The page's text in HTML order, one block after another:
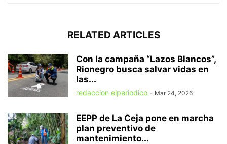
RELATED ARTICLES
Con la campaña “Lazos Blancos”,
Rionegro busca salvar vidas en
las...
redaccion elperiodico - Mar 24, 2026
EEPP de La Ceja pone en marcha
plan preventivo de
mantenimiento...